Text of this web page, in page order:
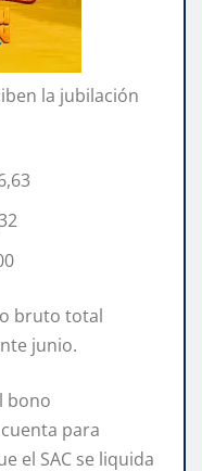
la jubilación
bruto total
junio.
bono
para
el SAC se liquida